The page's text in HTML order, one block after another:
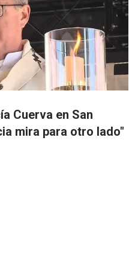
Cuerva en San
mira para otro lado"